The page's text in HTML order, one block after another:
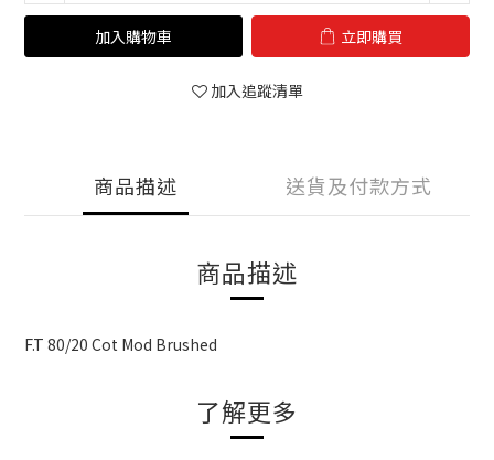
加入購物車 立即購買
加入追蹤清單
商品描述 送貨及付款方式
商品描述
F.T 80/20 Cot Mod Brushed
了解更多